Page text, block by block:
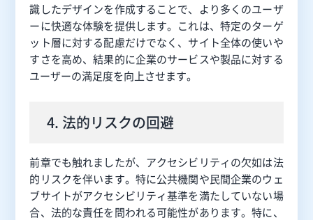
識したデザインを作成することで、より多くのユーザ
ーに快適な体験を提供します。これは、特定のターゲ
ット層に対する配慮だけでなく、サイト全体の使いや
すさを高め、結果的に企業のサービスや製品に対する
ユーザーの満足度を向上させます。
4. 法的リスクの回避
前章でも触れましたが、アクセシビリティの欠如は法
的リスクを伴います。特に公共機関や民間企業のウェ
ブサイトがアクセシビリティ基準を満たしていない場
合、法的な責任を問われる可能性があります。特に、